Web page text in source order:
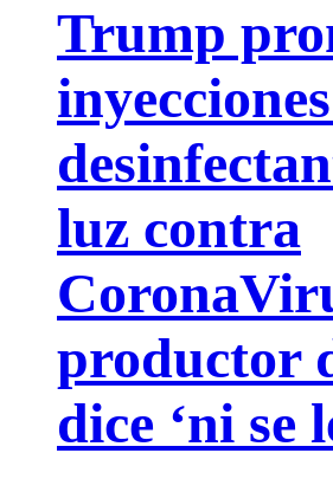
Trump
luz contra
productor
dice ‘ni se